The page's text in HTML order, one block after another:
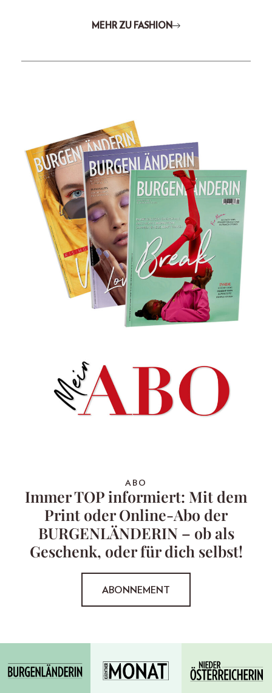
MEHR ZU FASHION
ABO
Immer TOP informiert: Mit dem
Print oder Online-Abo der
BURGENLÄNDERIN – ob als
Geschenk, oder für dich selbst!
ABONNEMENT